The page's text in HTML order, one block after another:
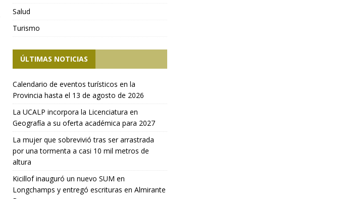
Salud
Turismo
ÚLTIMAS NOTICIAS
Calendario de eventos turísticos en la
Provincia hasta el 13 de agosto de 2026
La UCALP incorpora la Licenciatura en
Geografía a su oferta académica para 2027
La mujer que sobrevivió tras ser arrastrada
por una tormenta a casi 10 mil metros de
altura
Kicillof inauguró un nuevo SUM en
Longchamps y entregó escrituras en Almirante